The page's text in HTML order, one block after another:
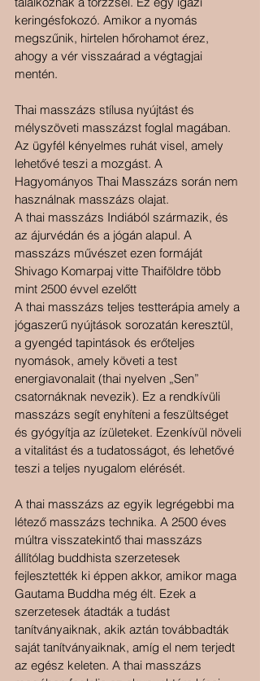
keringésfokozó. Amikor a nyomás
megszűnik, hirtelen hőrohamot érez,
ahogy a vér visszaárad a végtagjai
mentén.
Thai masszázs stílusa nyújtást és
mélyszöveti masszázst foglal magában.
Az ügyfél kényelmes ruhát visel, amely
lehetővé teszi a mozgást. A
Hagyományos Thai Masszázs során nem
használnak masszázs olajat.
A thai masszázs Indiából származik, és
az ájurvédán és a jógán alapul. A
masszázs művészet ezen formáját
Shivago Komarpaj vitte Thaiföldre több
mint 2500 évvel ezelőtt
A thai masszázs teljes testterápia amely a
jógaszerű nyújtások sorozatán keresztül,
a gyengéd tapintások és erőteljes
nyomások, amely követi a test
energiavonalait (thai nyelven „Sen”
csatornáknak nevezik). Ez a rendkívüli
masszázs segít enyhíteni a feszültséget
és gyógyítja az ízületeket. Ezenkívül növeli
a vitalitást és a tudatosságot, és lehetővé
teszi a teljes nyugalom elérését.
A thai masszázs az egyik legrégebbi ma
létező masszázs technika. A 2500 éves
múltra visszatekintő thai masszázs
állítólag buddhista szerzetesek
fejlesztették ki éppen akkor, amikor maga
Gautama Buddha még élt. Ezek a
szerzetesek átadták a tudást
tanítványaiknak, akik aztán továbbadták
saját tanítványaiknak, amíg el nem terjedt
az egész keleten. A thai masszázs